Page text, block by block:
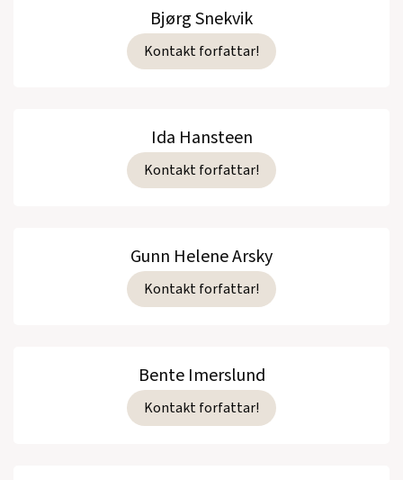
Bjørg Snekvik
Kontakt forfattar!
Ida Hansteen
Kontakt forfattar!
Gunn Helene Arsky
Kontakt forfattar!
Bente Imerslund
Kontakt forfattar!